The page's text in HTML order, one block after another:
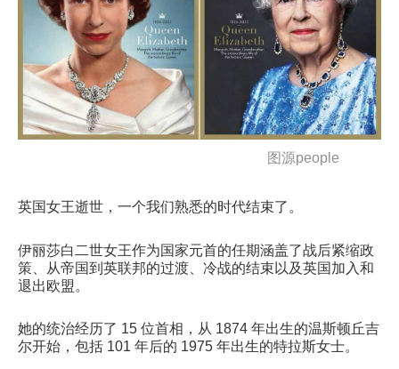
图源people
英国女王逝世，一个我们熟悉的时代结束了。
伊丽莎白二世女王作为国家元首的任期涵盖了战后紧缩政
策、从帝国到英联邦的过渡、冷战的结束以及英国加入和
退出欧盟。
她的统治经历了 15 位首相，从 1874 年出生的温斯顿丘吉
尔开始，包括 101 年后的 1975 年出生的特拉斯女士。